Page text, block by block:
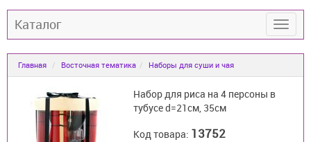
Каталог
Главная Восточная тематика Наборы для суши и чая
Набор для риса на 4 персоны в
тубусе d=21см, 35см
Код товара: 13752